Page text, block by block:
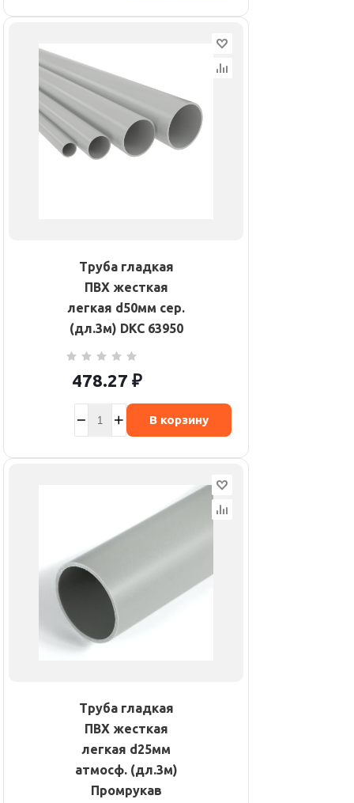
Труба гладкая
ПВХ жесткая
легкая d50мм сер.
(дл.3м) DKC 63950
478.27 ₽
В корзину
Труба гладкая
ПВХ жесткая
легкая d25мм
атмосф. (дл.3м)
Промрукав